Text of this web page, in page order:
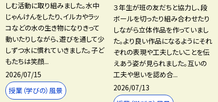
しむ活動に取り組みました。水中
じゃんけんをしたり、イルカやラッ
コなどの水の生き物になりきって
動いたりしながら、遊びを通して少
しずつ水に慣れていきました。子ど
もたちは笑顔...
2026/07/15
授業（学びの）風景
３年生が班の友だちと協力し、段
ボールを切ったり組み合わせたり
しながら立体作品を作っていまし
た。より良い作品になるようにそれ
ぞれの表現や工夫したいことを伝
えあう姿が見られました。互いの
工夫や思いを認め合...
2026/07/13